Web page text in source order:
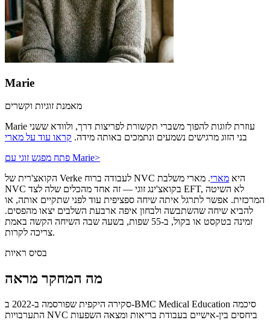
Marie
מאמנת זוגיות וקשרים
Marie עוזרת לזוגות להפוך משברי תקשורת לפריצות דרך, ולוודא ששני
בני הזוג מרגישים נשמעים ונתמכים באותה מידה. קראו עוד על מארי
פתח מפגש זוגי עם Marie>
הקואצ'רית של Verke לעבודה ברוח NVC היא מארי. מארי משלבת
NVC בקואצ'ינג זוגי — זה אחד מהכלים שלה לצד EFT, לא השיטה
המרכזית. אפשר לתרגל איתה שיחה ספציפית עוד לפני שתקיים אותה, או
להביא שיחה שהשתבשה ולבחון איפה ארבעת השלבים יצאו מהפסים.
זמינה בטקסט או בקול, ב-55 שפות, בשעה שבה השיחה הקשה באמת
צריכה לקרות.
בסיס ראיות
מה המחקר מראה
סקירה היקפית שפורסמה ב-2022 ב-BMC Medical Education סיכמה
התערבויות NVC ביחסים בין-אישיים בעבודת בריאות ומצאה השפעות